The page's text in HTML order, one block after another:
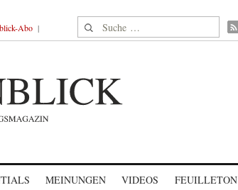
Abo Suche nach:
MEINUNGEN VIDEOS FEUILLETON